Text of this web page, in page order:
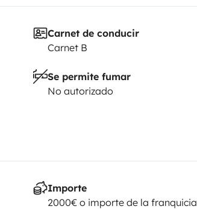
Carnet de conducir
Carnet B
Se permite fumar
No autorizado
Importe
2000€ o importe de la franquicia